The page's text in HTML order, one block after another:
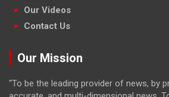
Our Videos
Contact Us
Our Mission
“To be the leading provider of news, by